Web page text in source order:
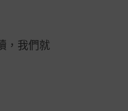
，我們就